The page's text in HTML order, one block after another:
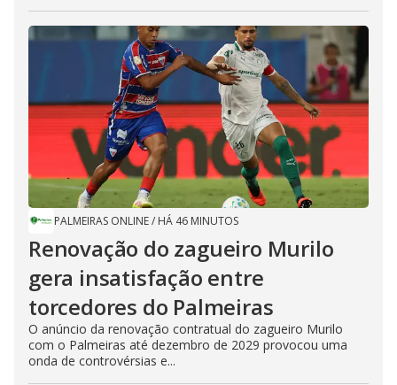
PALMEIRAS ONLINE/ HÁ 46 MINUTOS
Renovação do zagueiro Murilo
gera insatisfação entre
torcedores do Palmeiras
O anúncio da renovação contratual do zagueiro Murilo
com o Palmeiras até dezembro de 2029 provocou uma
onda de controvérsias e...